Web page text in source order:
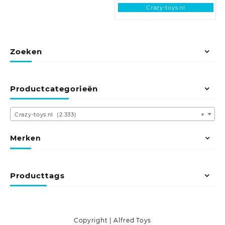
Crazy-toys.nl
Zoeken
Productcategorieën
×
Crazy-toys.nl (2.333)
Merken
Producttags
Copyright | Alfred Toys